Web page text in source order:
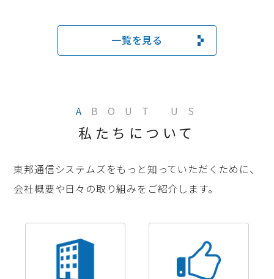
一覧を見る
A BOUT US
私たちについて
東邦通信システムズをもっと知っていただくために、
会社概要や日々の取り組みをご紹介します。